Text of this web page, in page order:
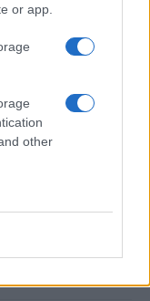
or app.
other
que